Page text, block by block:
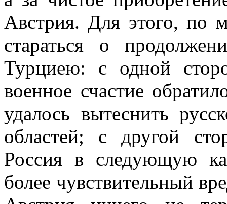
Австрия. Для этого, по
стараться о
Турциею: с одной
военное счастие
удалось вытеснить
областей; с другой
Россия в следующую
более чувствительный